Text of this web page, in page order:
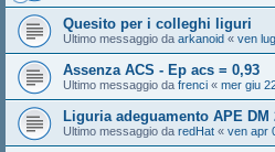
Quesito per i colleghi liguri
Ultimo messaggio da arkanoid « ven
Assenza ACS - Ep acs = 0,93
Ultimo messaggio da frenci « mer giu
Liguria adeguamento APE DM
Ultimo messaggio da redHat « ven apr